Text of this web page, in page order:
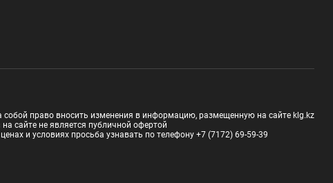
собой право вносить изменения в информацию, размещенную на сайте klg.kz
сайте не является публичной офертой
и условиях просьба узнавать по телефону +7 (7172) 69-59-39